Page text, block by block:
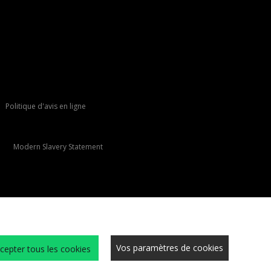
Politique d'avis en ligne
Modern Slavery Statement
Générales Cookies Carrières Sécurité du site Confidentialité
Vos paramètres de cookies
tous les cookies